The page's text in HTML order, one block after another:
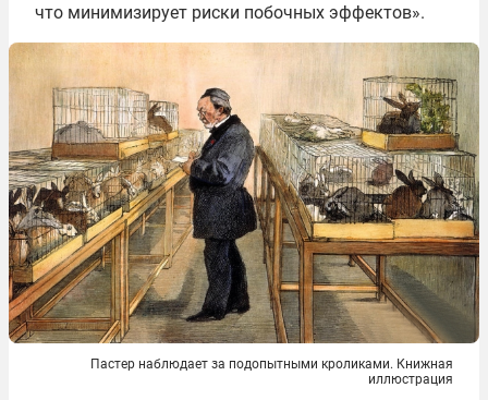
что минимизирует риски побочных эффектов».
Пастер наблюдает за подопытными кроликами. Книжная
иллюстрация